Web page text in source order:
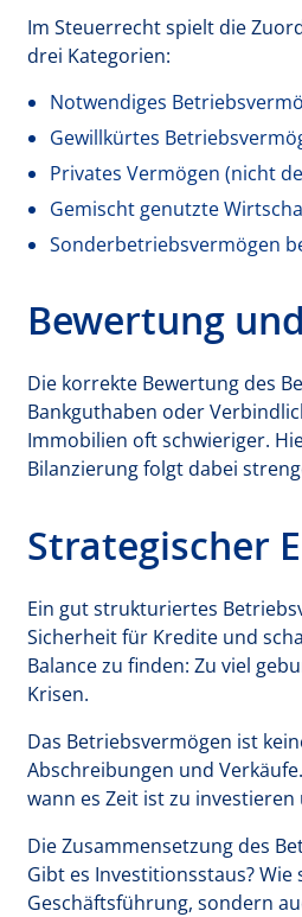
Im Steuerrecht spielt die
drei Kategorien:
Notwendiges
Gewillkürtes
Privates Vermögen (nicht
Gemischt genutzte
Sonderbetriebsvermögen
Bewertung
Die korrekte Bewertung des
Bankguthaben oder
Immobilien oft schwieriger.
Bilanzierung folgt dabei
Strategischer
Ein gut strukturiertes
Sicherheit für Kredite und
Balance zu finden: Zu viel
Krisen.
Das Betriebsvermögen ist
Abschreibungen und
wann es Zeit ist zu
Die Zusammensetzung des
Gibt es Investitionsstaus?
Geschäftsführung, sondern